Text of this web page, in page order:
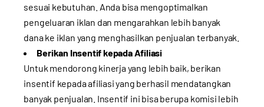
sesuai kebutuhan. Anda bisa mengoptimalkan
pengeluaran iklan dan mengarahkan lebih banyak
dana ke iklan yang menghasilkan penjualan terbanyak.
Berikan Insentif kepada Afiliasi
Untuk mendorong kinerja yang lebih baik, berikan
insentif kepada afiliasi yang berhasil mendatangkan
banyak penjualan. Insentif ini bisa berupa komisi lebih